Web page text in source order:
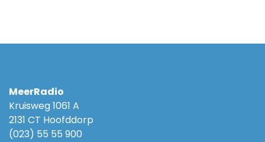
MeerRadio
Kruisweg 1061 A
2131 CT Hoofddorp
(023) 55 55 900